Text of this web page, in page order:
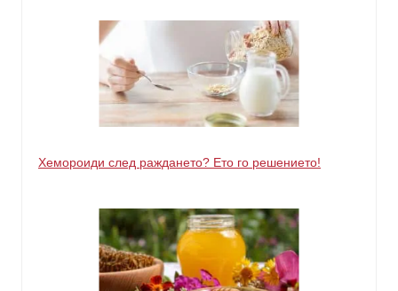
Хемороиди след раждането? Ето го решението!